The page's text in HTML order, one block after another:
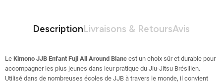
DescriptionLivraisons & RetoursAvis
Le Kimono JJB Enfant Fuji All Around Blanc est un choix sûr et durable pour
accompagner les plus jeunes dans leur pratique du Jiu-Jitsu Brésilien.
Utilisé dans de nombreuses écoles de JJB à travers le monde, il convient